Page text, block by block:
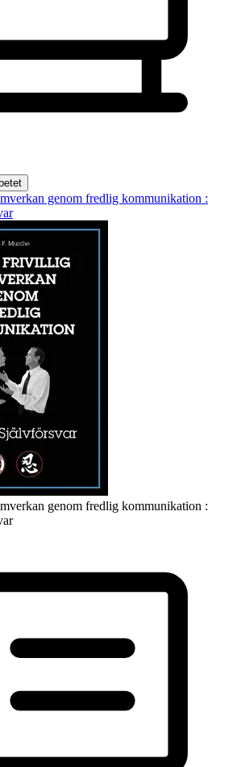
genom fredlig kommunikation :
genom fredlig kommunikation :